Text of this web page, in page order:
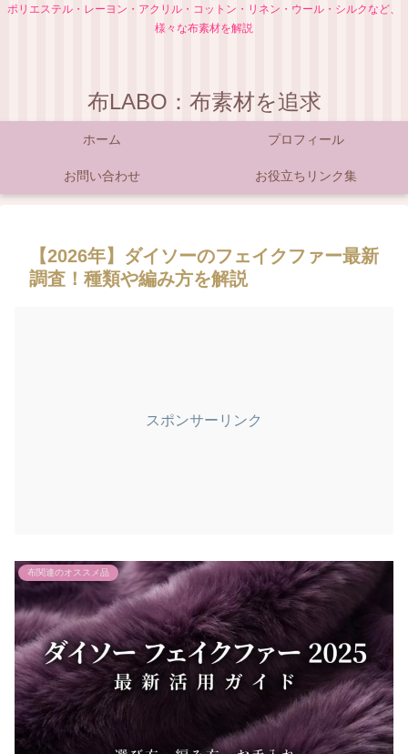
ポリエステル・レーヨン・アクリル・コットン・リネン・ウール・シルクなど、
様々な布素材を解説
布LABO：布素材を追求
ホーム プロフィール
お問い合わせ お役立ちリンク集
【2026年】ダイソーのフェイクファー最新
調査！種類や編み方を解説
スポンサーリンク
布関連のオススメ品